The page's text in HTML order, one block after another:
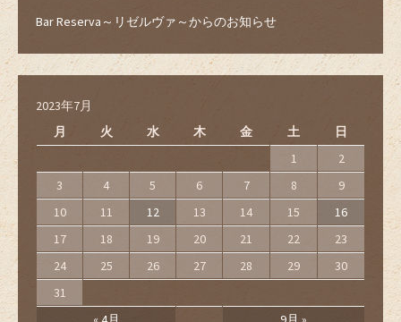
Bar Reserva～リゼルヴァ～からのお知らせ
2023年7月
月
火 水 木 金 土 日
1
2
3
4 5 6 7 8
9
10
11 12 13 14 15
16
17
18 19 20 21 22
23
24
25 26 27 28 29
30
31